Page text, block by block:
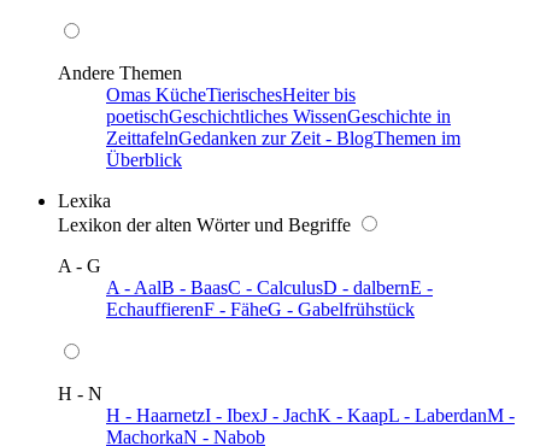
Andere Themen
Omas KücheTierischesHeiter bis
poetischGeschichtliches WissenGeschichte in
ZeittafelnGedanken zur Zeit - BlogThemen im
Überblick
Lexika
Lexikon der alten Wörter und Begriffe
A - G
A - AalB - BaasC - CalculusD - dalbernE -
EchauffierenF - FäheG - Gabelfrühstück
H - N
H - HaarnetzI - IbexJ - JachK - KaapL - LaberdanM -
MachorkaN - Nabob